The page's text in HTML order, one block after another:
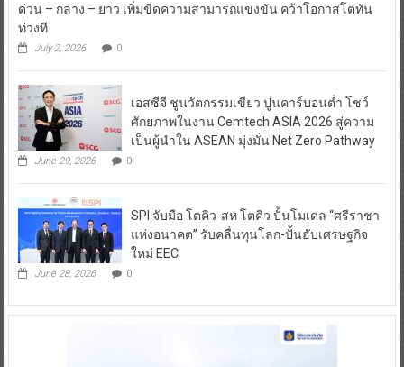
ด่วน – กลาง – ยาว เพิ่มขีดความสามารถแข่งขัน คว้าโอกาสโตทัน
ท่วงที
July 2, 2026 0
เอสซีจี ชูนวัตกรรมเขียว ปูนคาร์บอนต่ำ โชว์
ศักยภาพในงาน Cemtech ASIA 2026 สู่ความ
เป็นผู้นำใน ASEAN มุ่งมั่น Net Zero Pathway
June 29, 2026 0
SPI จับมือ โตคิว-สห โตคิว ปั้นโมเดล “ศรีราชา
แห่งอนาคต” รับคลื่นทุนโลก-ปั้นฮับเศรษฐกิจ
ใหม่ EEC
June 28, 2026 0